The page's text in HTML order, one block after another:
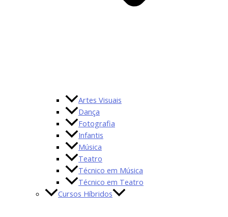
Artes Visuais
Dança
Fotografia
Infantis
Música
Teatro
Técnico em Música
Técnico em Teatro
Cursos Híbridos